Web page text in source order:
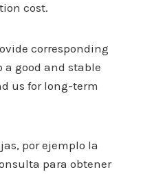
cost.
corresponding
a good and stable
us for long-term
por ejemplo la
para obtener